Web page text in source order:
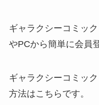
ギャラクシーコミッ
やPCから簡単に会員
ギャラクシーコミッ
方法はこちらです。